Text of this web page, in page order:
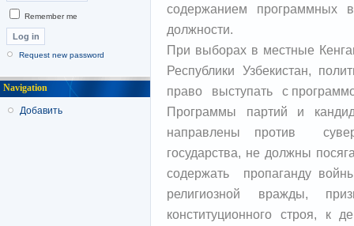
содержанием программных
должности.
При выборах в местные
Республики Узбекистан,
право выступать с
Программы партий и
направлены против
государства, не должны
содержать пропаганду
религиозной вражды,
конституционного строя, к
Remember me
Request new password
Navigation
Добавить